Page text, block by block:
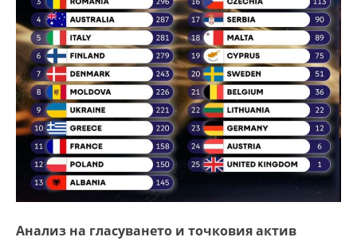
Анализ на гласуването и точковия актив